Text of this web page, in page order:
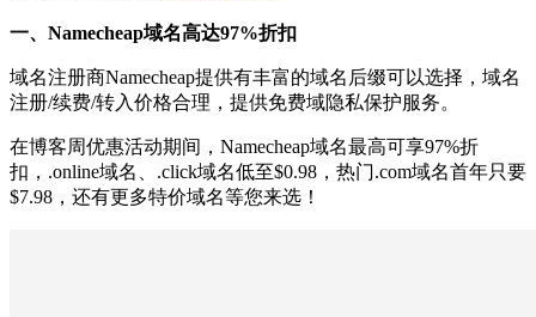
一、Namecheap域名高达97%折扣
域名注册商Namecheap提供有丰富的域名后缀可以选择，域名
注册/续费/转入价格合理，提供免费域隐私保护服务。
在博客周优惠活动期间，Namecheap域名最高可享97%折
扣，.online域名、.click域名低至$0.98，热门.com域名首年只要
$7.98，还有更多特价域名等您来选！